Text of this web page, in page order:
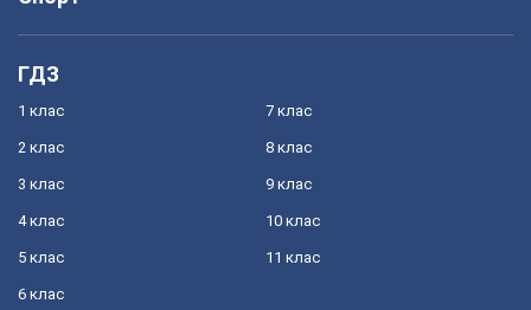
ГДЗ
1 клас
2 клас
3 клас
4 клас
5 клас
6 клас
7 клас
8 клас
9 клас
10 клас
11 клас